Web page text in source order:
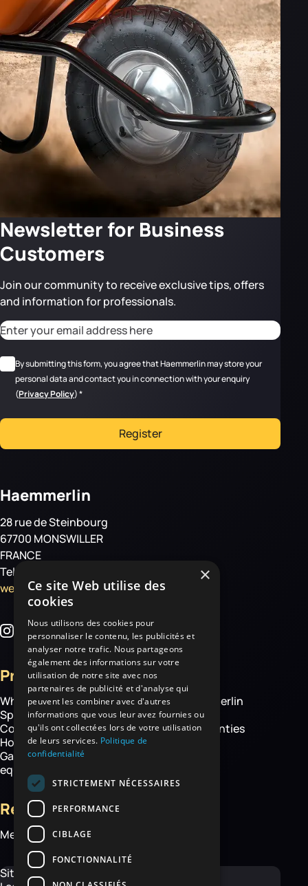
Newsletter for Business
Customers
Join our community to receive exclusive tips, offers
and information for professionals.
Adresse email*
RGPD*
By submitting this form, you agree that Haemmerlin may store your
personal data and contact you in connection with your enquiry
(Privacy Policy)*
Register
Haemmerlin
28 rue de Steinbourg
67700 MONSWILLER
FRANCE
Tel: +33 3 88 01 85 00
welcome@haemmerlin.com
Products
Wheelbarrows
Spare parts
Construction equipment
Hoisting
Garden and handling
equipment
More
About Haemmerlin
Our expertise
Chassis warranties
Resources
Media library
Site map
×
Ce site Web utilise des
cookies
Nous utilisons des cookies pour
personnaliser le contenu, les publicités et
analyser notre trafic. Nous partageons
également des informations sur votre
utilisation de notre site avec nos
partenaires de publicité et d'analyse qui
peuvent les combiner avec d'autres
informations que vous leur avez fournies ou
qu'ils ont collectées lors de votre utilisation
de leurs services. Politique de
confidentialité
STRICTEMENT NÉCESSAIRES
PERFORMANCE
CIBLAGE
FONCTIONNALITÉ